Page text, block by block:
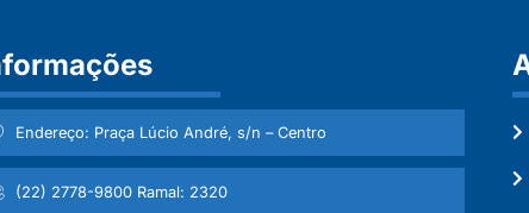
Endereço: Praça Lúcio André, s/n – Centro
(22) 2778-9800 Ramal: 2320